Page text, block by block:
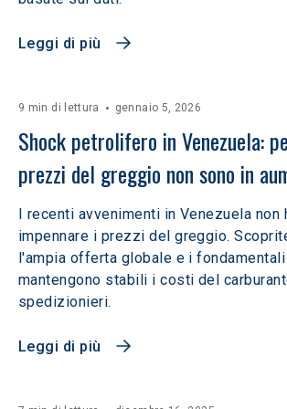
Leggi di più
9 min di lettura gennaio 5, 2026
Shock petrolifero in Venezuela:
prezzi del greggio non sono in
I recenti avvenimenti in Venezuela non
impennare i prezzi del greggio.
l'ampia offerta globale e i
mantengono stabili i costi del
spedizionieri.
Leggi di più